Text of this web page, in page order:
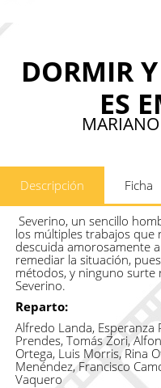
DORMIR
ES
Descripción Ficha
Severino, un sencillo
los múltiples trabajos que
descuida amorosamente
remediar la situación,
métodos, y ninguno surte
Severino.
Reparto:
Alfredo Landa, Esperanza
Prendes, Tomás Zori,
Ortega, Luis Morris, Rina
Menéndez, Francisco
Vaquero